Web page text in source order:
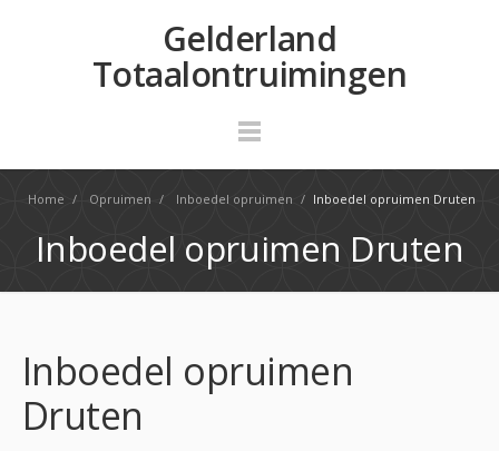
Gelderland
Totaalontruimingen
Home / Opruimen / Inboedel opruimen / Inboedel opruimen Druten
Inboedel opruimen Druten
Inboedel opruimen
Druten